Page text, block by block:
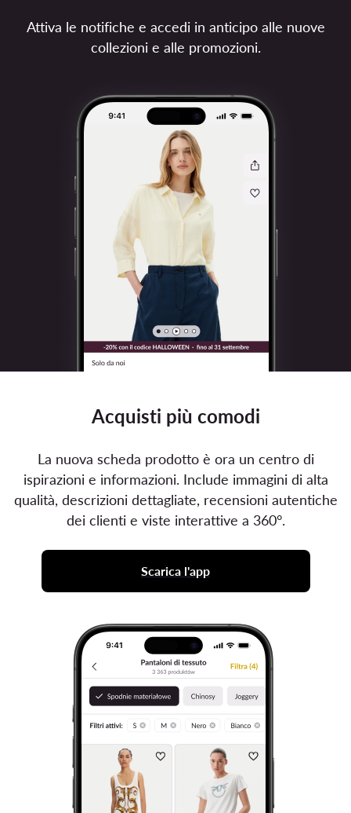
Attiva le notifiche e accedi in anticipo alle nuove
collezioni e alle promozioni.
Acquisti più comodi
La nuova scheda prodotto è ora un centro di
ispirazioni e informazioni. Include immagini di alta
qualità, descrizioni dettagliate, recensioni autentiche
dei clienti e viste interattive a 360°.
Scarica l'app